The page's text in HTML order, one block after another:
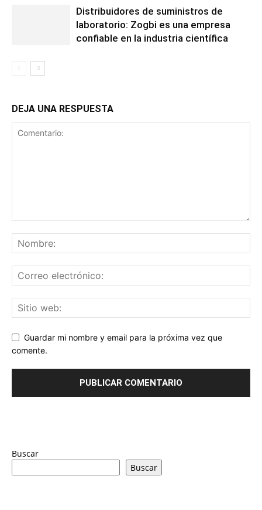
Distribuidores de suministros de
laboratorio: Zogbi es una empresa
confiable en la industria científica
DEJA UNA RESPUESTA
Guardar mi nombre y email para la próxima vez que
comente.
Buscar
Buscar